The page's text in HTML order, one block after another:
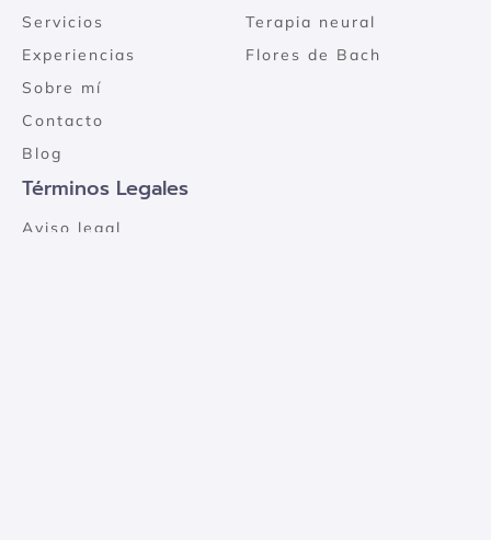
Servicios
Experiencias
Sobre mí
Contacto
Blog
Terapia neural
Flores de Bach
Términos Legales
Aviso legal